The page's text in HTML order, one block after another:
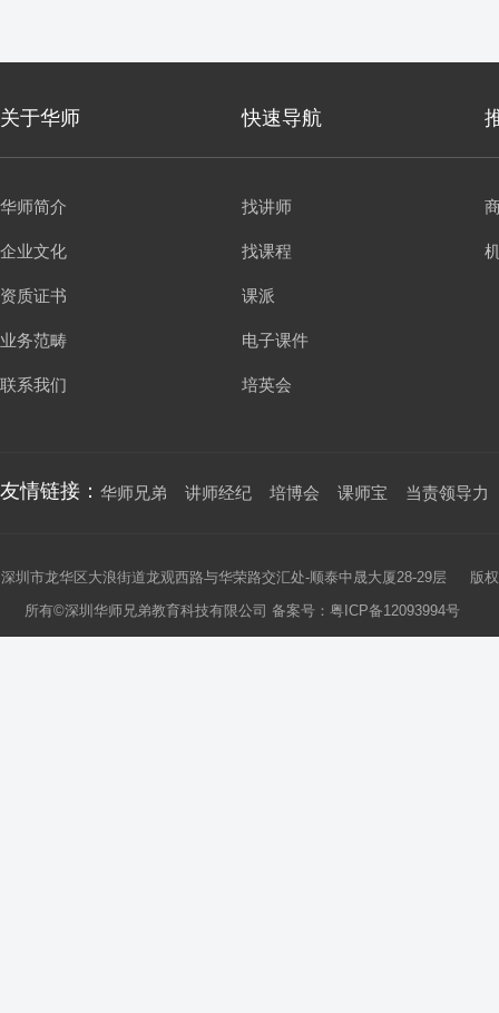
关于华师 快速导航
华师简介
企业文化
资质证书
业务范畴
联系我们
找讲师
找课程
课派
电子课件
培英会
友情链接： 华师兄弟 讲师经纪 培博会 课师宝 当责领导力
深圳市龙华区大浪街道龙观西路与华荣路交汇处-顺泰中晟大厦28-29层 版权
所有©深圳华师兄弟教育科技有限公司 备案号： 粤ICP备12093994号